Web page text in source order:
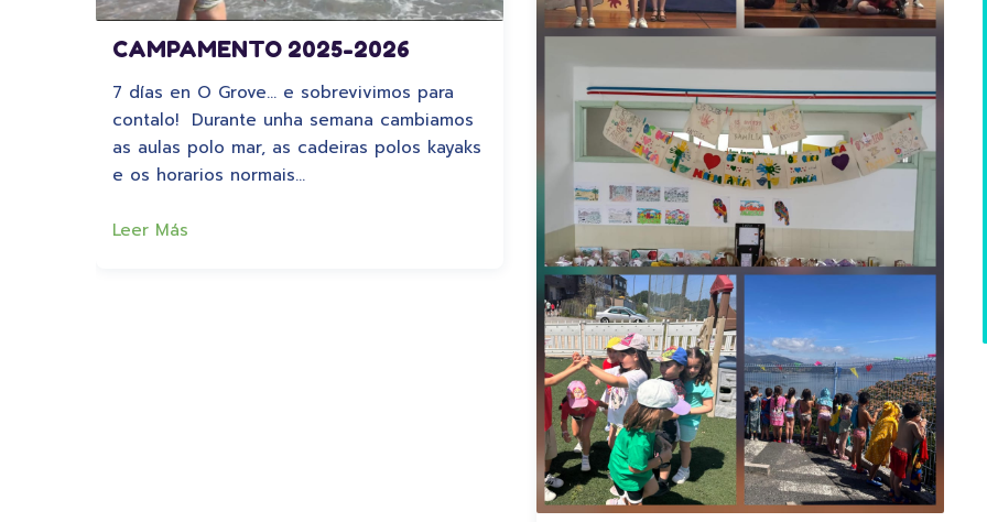
CAMPAMENTO 2025-2026
7 días en O Grove… e sobrevivimos para
contalo! Durante unha semana cambiamos
as aulas polo mar, as cadeiras polos kayaks
e os horarios normais…
Leer Más